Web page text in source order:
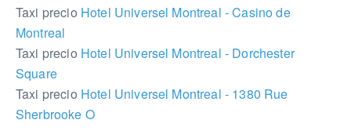
Taxi precio Hotel Universel Montreal - Casino de
Montreal
Taxi precio Hotel Universel Montreal - Dorchester
Square
Taxi precio Hotel Universel Montreal - 1380 Rue
Sherbrooke O